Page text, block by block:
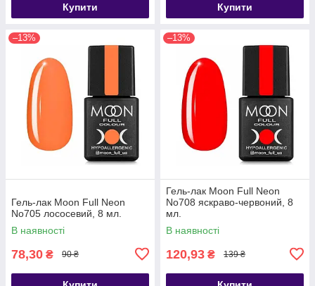
Купити Купити
–13%
Гель-лак Moon Full Neon
No705 лососевий, 8 мл.
В наявності
78,30 ₴ 90 ₴
–13%
Гель-лак Moon Full Neon
No708 яскраво-червоний, 8
мл.
В наявності
120,93 ₴ 139 ₴